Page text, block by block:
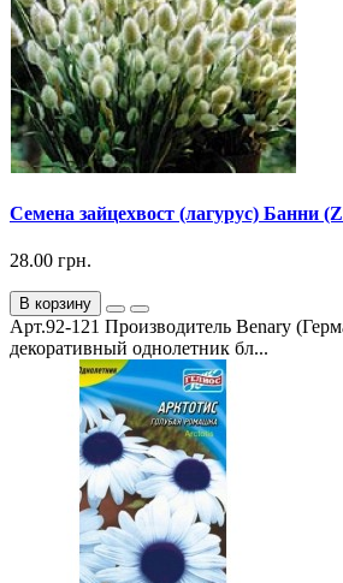
Семена зайцехвост (лагурус) Банни
28.00 грн.
В корзину
Арт.92-121 Производитель Benary
декоративный однолетник бл...